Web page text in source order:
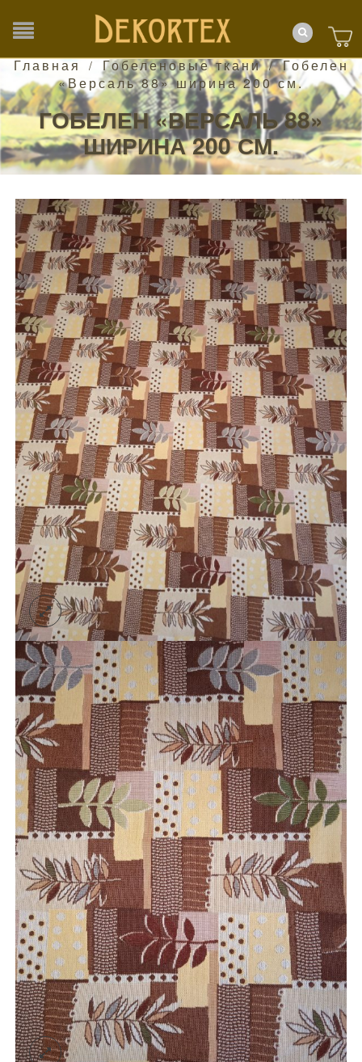
Главная / Гобеленовые ткани /Гобелен
«Версаль 88» ширина 200 см.
ГОБЕЛЕН «ВЕРСАЛЬ 88»
ШИРИНА 200 СМ.